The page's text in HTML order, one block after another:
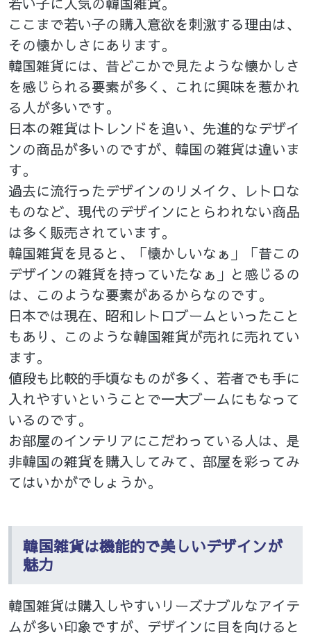
ここまで若い子の購入意欲を刺激する理由は、
その懐かしさにあります。
韓国雑貨には、昔どこかで見たような懐かしさ
を感じられる要素が多く、これに興味を惹かれ
る人が多いです。
日本の雑貨はトレンドを追い、先進的なデザイ
ンの商品が多いのですが、韓国の雑貨は違いま
す。
過去に流行ったデザインのリメイク、レトロな
ものなど、現代のデザインにとらわれない商品
は多く販売されています。
韓国雑貨を見ると、「懐かしいなぁ」「昔この
デザインの雑貨を持っていたなぁ」と感じるの
は、このような要素があるからなのです。
日本では現在、昭和レトロブームといったこと
もあり、このような韓国雑貨が売れに売れてい
ます。
値段も比較的手頃なものが多く、若者でも手に
入れやすいということで一大ブームにもなって
いるのです。
お部屋のインテリアにこだわっている人は、是
非韓国の雑貨を購入してみて、部屋を彩ってみ
てはいかがでしょうか。
韓国雑貨は機能的で美しいデザインが
魅力
韓国雑貨は購入しやすいリーズナブルなアイテ
ムが多い印象ですが、デザインに目を向けると